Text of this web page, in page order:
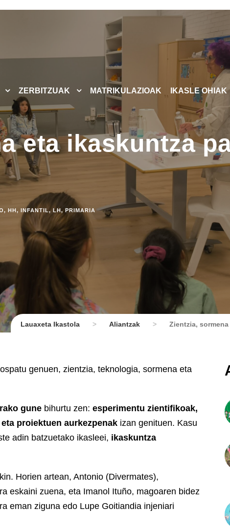
ZERBITZUAK MATRIKULAZIOAK IKASLE OHIAK
eta ikaskuntza
, HH, INFANTIL, LH, PRIMARIA
Lauaxeta Ikastola > Aliantzak > Zientzia,
ospatu genuen, zientzia, teknologia, sormena eta
gune bihurtu zen: esperimentu zientifikoak,
proiektuen aurkezpenak izan genituen. Kasu
adin batzuetako ikasleei, ikaskuntza
Horien artean, Antonio (Divermates),
eskaini zuena, eta Imanol Ituño, magoaren bidez
eman ziguna edo Lupe Goitiandia injeniari